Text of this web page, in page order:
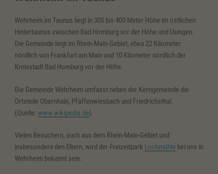
Wehrheim im Taunus liegt in 305 bis 400 Meter Höhe im östlichen
Hintertaunus zwischen Bad Homburg vor der Höhe und Usingen.
Die Gemeinde liegt im Rhein-Main-Gebiet, etwa 22 Kilometer
nördlich von Frankfurt am Main und 10 Kilometer nördlich der
Kreisstadt Bad Homburg vor der Höhe.
Die Gemeinde Wehrheim umfasst neben der Kerngemeinde die
Ortsteile Obernhain, Pfaffenwiesbach und Friedrichsthal.
(Quelle: www.wikipedia.de)
Vielen Besuchern, auch aus dem Rhein-Main-Gebiet und
insbesondere den Eltern, wird der Freizeitpark Lochmühle bei uns in
Wehrheim bekannt sein.